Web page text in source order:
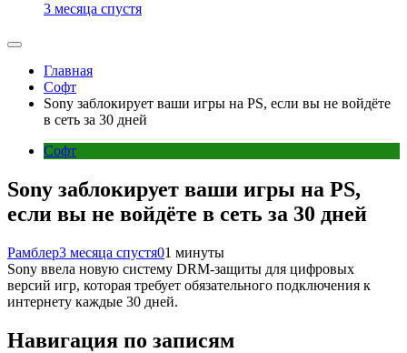
3 месяца спустя
Главная
Софт
Sony заблокирует ваши игры на PS, если вы не войдёте
в сеть за 30 дней
Софт
Sony заблокирует ваши игры на PS,
если вы не войдёте в сеть за 30 дней
Рамблер3 месяца спустя01 минуты
Sony ввела новую систему DRM-защиты для цифровых
версий игр, которая требует обязательного подключения к
интернету каждые 30 дней.
Навигация по записям